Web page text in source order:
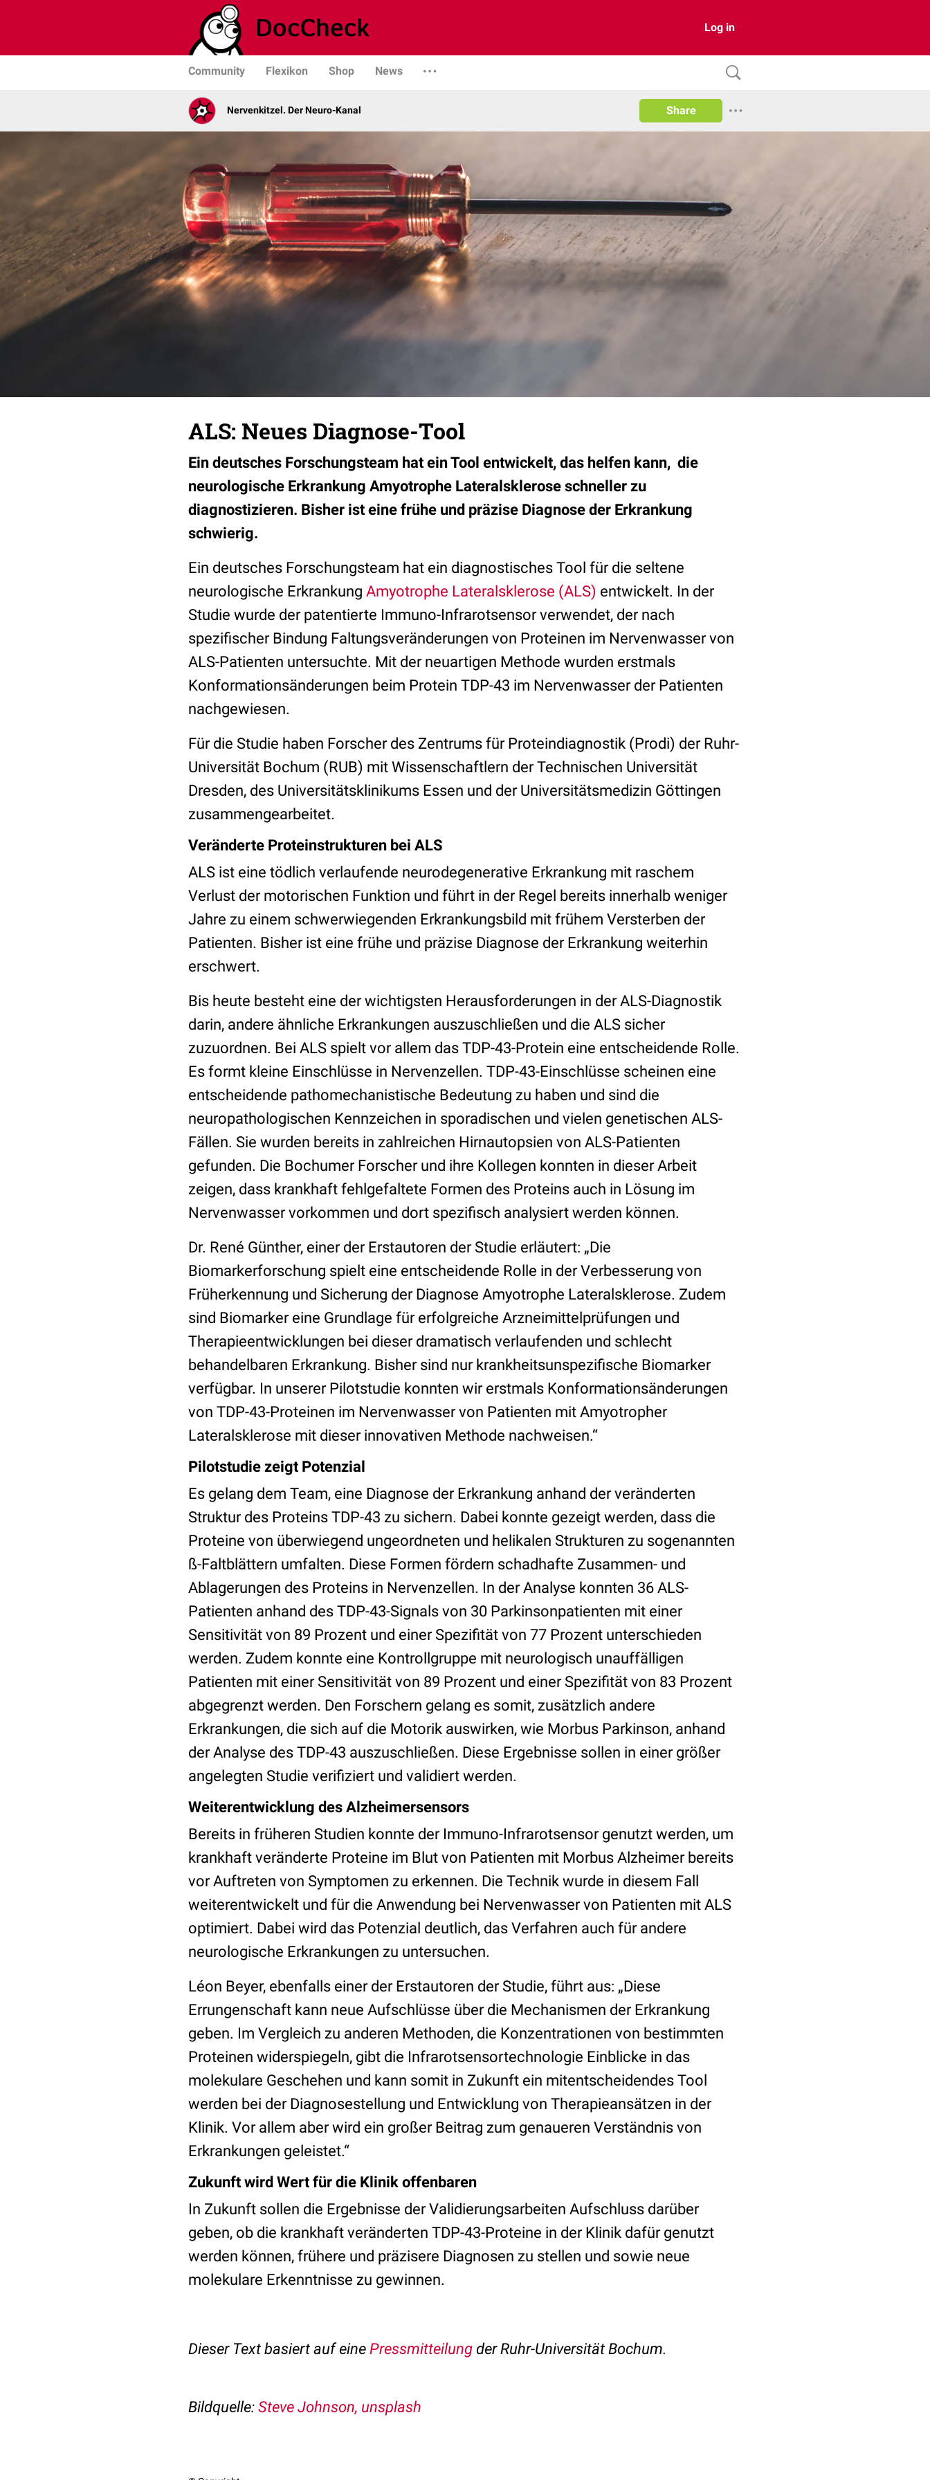
Log in
Community Flexikon Shop News
Nervenkitzel. Der Neuro-Kanal Share
ALS: Neues Diagnose-Tool
Ein deutsches Forschungsteam hat ein Tool entwickelt, das helfen kann, die
neurologische Erkrankung Amyotrophe Lateralsklerose schneller zu
diagnostizieren. Bisher ist eine frühe und präzise Diagnose der Erkrankung
schwierig.
Ein deutsches Forschungsteam hat ein diagnostisches Tool für die seltene
neurologische Erkrankung Amyotrophe Lateralsklerose (ALS) entwickelt. In der
Studie wurde der patentierte Immuno-Infrarotsensor verwendet, der nach
spezifischer Bindung Faltungsveränderungen von Proteinen im Nervenwasser von
ALS-Patienten untersuchte. Mit der neuartigen Methode wurden erstmals
Konformationsänderungen beim Protein TDP-43 im Nervenwasser der Patienten
nachgewiesen.
Für die Studie haben Forscher des Zentrums für Proteindiagnostik (Prodi) der Ruhr-
Universität Bochum (RUB) mit Wissenschaftlern der Technischen Universität
Dresden, des Universitätsklinikums Essen und der Universitätsmedizin Göttingen
zusammengearbeitet.
Veränderte Proteinstrukturen bei ALS
ALS ist eine tödlich verlaufende neurodegenerative Erkrankung mit raschem
Verlust der motorischen Funktion und führt in der Regel bereits innerhalb weniger
Jahre zu einem schwerwiegenden Erkrankungsbild mit frühem Versterben der
Patienten. Bisher ist eine frühe und präzise Diagnose der Erkrankung weiterhin
erschwert.
Bis heute besteht eine der wichtigsten Herausforderungen in der ALS-Diagnostik
darin, andere ähnliche Erkrankungen auszuschließen und die ALS sicher
zuzuordnen. Bei ALS spielt vor allem das TDP-43-Protein eine entscheidende Rolle.
Es formt kleine Einschlüsse in Nervenzellen. TDP-43-Einschlüsse scheinen eine
entscheidende pathomechanistische Bedeutung zu haben und sind die
neuropathologischen Kennzeichen in sporadischen und vielen genetischen ALS-
Fällen. Sie wurden bereits in zahlreichen Hirnautopsien von ALS-Patienten
gefunden. Die Bochumer Forscher und ihre Kollegen konnten in dieser Arbeit
zeigen, dass krankhaft fehlgefaltete Formen des Proteins auch in Lösung im
Nervenwasser vorkommen und dort spezifisch analysiert werden können.
Dr. René Günther, einer der Erstautoren der Studie erläutert: „Die
Biomarkerforschung spielt eine entscheidende Rolle in der Verbesserung von
Früherkennung und Sicherung der Diagnose Amyotrophe Lateralsklerose. Zudem
sind Biomarker eine Grundlage für erfolgreiche Arzneimittelprüfungen und
Therapieentwicklungen bei dieser dramatisch verlaufenden und schlecht
behandelbaren Erkrankung. Bisher sind nur krankheitsunspezifische Biomarker
verfügbar. In unserer Pilotstudie konnten wir erstmals Konformationsänderungen
von TDP-43-Proteinen im Nervenwasser von Patienten mit Amyotropher
Lateralsklerose mit dieser innovativen Methode nachweisen.“
Pilotstudie zeigt Potenzial
Es gelang dem Team, eine Diagnose der Erkrankung anhand der veränderten
Struktur des Proteins TDP-43 zu sichern. Dabei konnte gezeigt werden, dass die
Proteine von überwiegend ungeordneten und helikalen Strukturen zu sogenannten
ß-Faltblättern umfalten. Diese Formen fördern schadhafte Zusammen- und
Ablagerungen des Proteins in Nervenzellen. In der Analyse konnten 36 ALS-
Patienten anhand des TDP-43-Signals von 30 Parkinsonpatienten mit einer
Sensitivität von 89 Prozent und einer Spezifität von 77 Prozent unterschieden
werden. Zudem konnte eine Kontrollgruppe mit neurologisch unauffälligen
Patienten mit einer Sensitivität von 89 Prozent und einer Spezifität von 83 Prozent
abgegrenzt werden. Den Forschern gelang es somit, zusätzlich andere
Erkrankungen, die sich auf die Motorik auswirken, wie Morbus Parkinson, anhand
der Analyse des TDP-43 auszuschließen. Diese Ergebnisse sollen in einer größer
angelegten Studie verifiziert und validiert werden.
Weiterentwicklung des Alzheimersensors
Bereits in früheren Studien konnte der Immuno-Infrarotsensor genutzt werden, um
krankhaft veränderte Proteine im Blut von Patienten mit Morbus Alzheimer bereits
vor Auftreten von Symptomen zu erkennen. Die Technik wurde in diesem Fall
weiterentwickelt und für die Anwendung bei Nervenwasser von Patienten mit ALS
optimiert. Dabei wird das Potenzial deutlich, das Verfahren auch für andere
neurologische Erkrankungen zu untersuchen.
Léon Beyer, ebenfalls einer der Erstautoren der Studie, führt aus: „Diese
Errungenschaft kann neue Aufschlüsse über die Mechanismen der Erkrankung
geben. Im Vergleich zu anderen Methoden, die Konzentrationen von bestimmten
Proteinen widerspiegeln, gibt die Infrarotsensortechnologie Einblicke in das
molekulare Geschehen und kann somit in Zukunft ein mitentscheidendes Tool
werden bei der Diagnosestellung und Entwicklung von Therapieansätzen in der
Klinik. Vor allem aber wird ein großer Beitrag zum genaueren Verständnis von
Erkrankungen geleistet.“
Zukunft wird Wert für die Klinik offenbaren
In Zukunft sollen die Ergebnisse der Validierungsarbeiten Aufschluss darüber
geben, ob die krankhaft veränderten TDP-43-Proteine in der Klinik dafür genutzt
werden können, frühere und präzisere Diagnosen zu stellen und sowie neue
molekulare Erkenntnisse zu gewinnen.
Dieser Text basiert auf eine Pressmitteilung der Ruhr-Universität Bochum.
Bildquelle: Steve Johnson, unsplash